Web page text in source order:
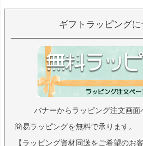
ギフトラッピングに
バナーからラッピング注文画面
簡易ラッピングを無料で承ります。
【ラッピング資材同送をご希望のお